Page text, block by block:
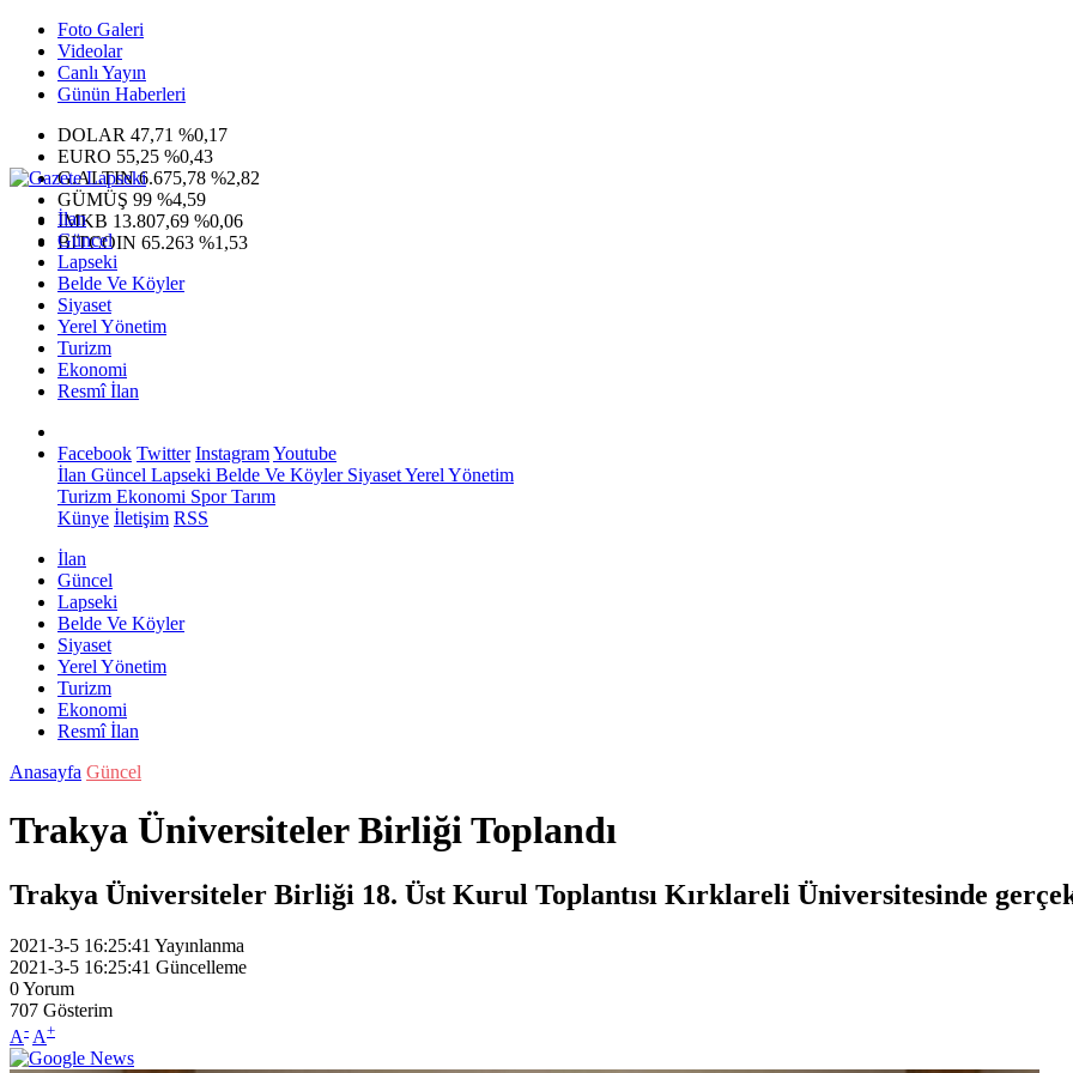
Foto Galeri
Videolar
Canlı Yayın
Günün Haberleri
DOLAR 47,71 %0,17
EURO 55,25 %0,43
G.ALTIN6.675,78 %2,82
GÜMÜŞ 99 %4,59
IMKB 13.807,69 %0,06
BITCOIN 65.263 %1,53
İlan
Güncel
Lapseki
Belde Ve Köyler
Siyaset
Yerel Yönetim
Turizm
Ekonomi
Resmî İlan
Facebook Twitter InstagramYoutube
İlan Güncel Lapseki Belde Ve KöylerSiyasetYerel Yönetim
Turizm Ekonomi SporTarım
Künye İletişim RSS
İlan
Güncel
Lapseki
Belde Ve Köyler
Siyaset
Yerel Yönetim
Turizm
Ekonomi
Resmî İlan
Anasayfa Güncel
Trakya Üniversiteler Birliği Toplandı
Trakya Üniversiteler Birliği 18. Üst Kurul Toplantısı Kırklareli Üniversitesinde
2021-3-5 16:25:41 Yayınlanma
2021-3-5 16:25:41 Güncelleme
0Yorum
707 Gösterim
A- A+